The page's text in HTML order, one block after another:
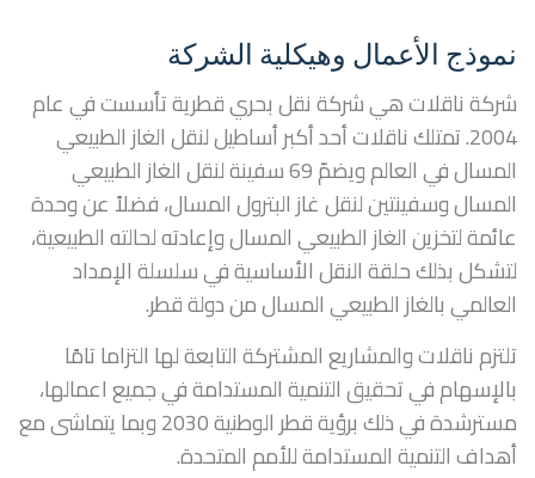
نموذج الأعمال وهيكلية الشركة
شركة ناقلات هي شركة نقل بحري قطرية تأسست في عام
2004. تمتلك ناقلات أحد أكبر أساطيل لنقل الغاز الطبيعي
المسال في العالم ويضمّ 69 سفينة لنقل الغاز الطبيعي
المسال وسفينتين لنقل غاز البترول المسال، فضلاً عن وحدة
عائمة لتخزين الغاز الطبيعي المسال وإعادته لحالته الطبيعية،
لتشكل بذلك حلقة النقل الأساسية في سلسلة الإمداد
العالمي بالغاز الطبيعي المسال من دولة قطر.
تلتزم ناقلات والمشاريع المشتركة التابعة لها التزاما تامًا
بالإسهام في تحقيق التنمية المستدامة في جميع اعمالها،
مسترشدة في ذلك برؤية قطر الوطنية 2030 وبما يتماشى مع
أهداف التنمية المستدامة للأمم المتحدة.